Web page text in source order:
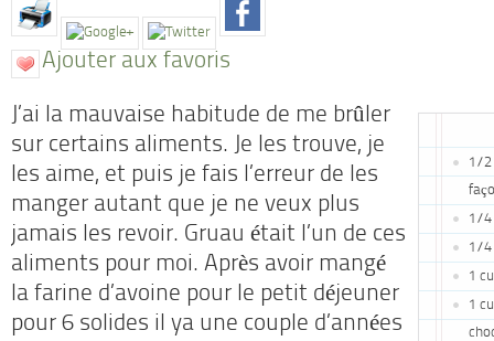
Ajouter aux favoris
1/2
1/4
1/4
1
1
J’ai la mauvaise habitude de me brûler
sur certains aliments. Je les trouve, je
les aime, et puis je fais l’erreur de les
manger autant que je ne veux plus
jamais les revoir. Gruau était l’un de ces
aliments pour moi. Après avoir mangé
la farine d’avoine pour le petit déjeuner
pour 6 solides il ya une couple d’années